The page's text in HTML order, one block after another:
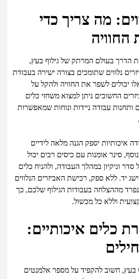
מה צריך כדי
הדרך בעולם המרתק של גילוף בעץ,
נלווים שתומכים בצורה ישירה בעבודת
יכולים לשפר את החוויה ולהקל על
החשובים ניתן למצוא משחזי כלים
עבודה ניידות ונוחות שמאפשרות
איכותיות יספק הגנה מלאה לידיים
סינר אומנות עם כיסים רבים יכול
וניקיון במהלך העבודה, ולהניח כלים
יד. ללא ספק, רכישת האביזרים הנלווים
נפרד מההצלחה בעבודות הגילוף שלכם, כך
וללא כל מכשול.
כלים איכותיים:
בעץ, חשוב להקפיד על מספר אלמנטים